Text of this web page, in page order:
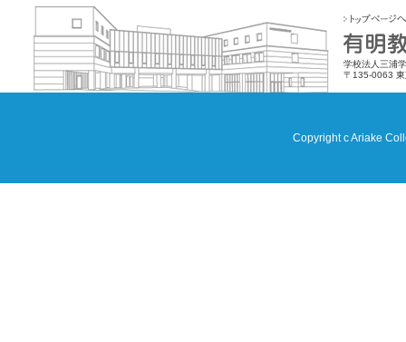
学校法人三浦
〒135-0063